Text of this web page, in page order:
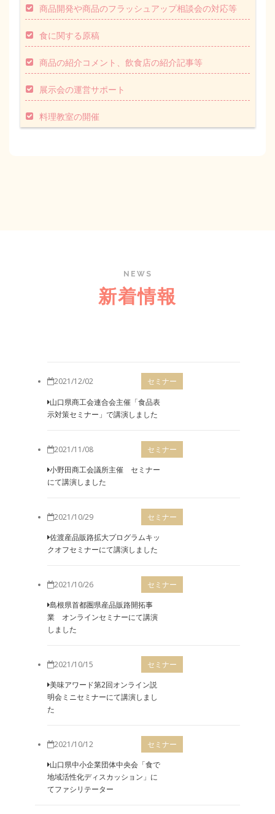
商品開発や商品のフラッシュアップ相談会の対応等
食に関する原稿
商品の紹介コメント、飲食店の紹介記事等
展示会の運営サポート
料理教室の開催
NEWS
新着情報
2021/12/02
セミナー
山口県商工会連合会主催「食品表
示対策セミナー」で講演しました
2021/11/08
セミナー
小野田商工会議所主催 セミナー
にて講演しました
2021/10/29
セミナー
佐渡産品販路拡大プログラムキッ
クオフセミナーにて講演しました
2021/10/26
セミナー
島根県首都圏県産品販路開拓事
業 オンラインセミナーにて講演
しました
2021/10/15
セミナー
美味アワード第2回オンライン説
明会ミニセミナーにて講演しまし
た
2021/10/12
セミナー
山口県中小企業団体中央会「食で
地域活性化ディスカッション」に
てファシリテーター